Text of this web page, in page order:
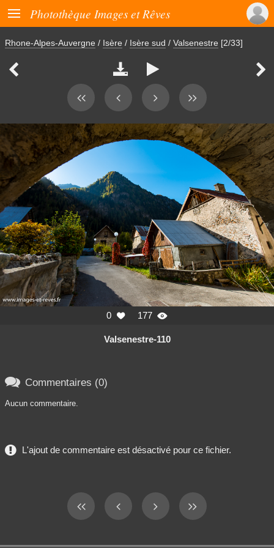
 Photothèque Images et Rêves
Rhone-Alpes-Auvergne / Isère / Isère sud / Valsenestre [2/33]
   
0  177 
Valsenestre-110
 Commentaires (0)
Aucun commentaire.
L'ajout de commentaire est désactivé pour ce fichier.